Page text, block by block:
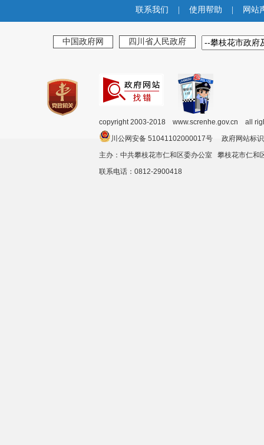
联系我们 使用帮助 网站
中国政府网 四川省人民政府
copyright 2003-2018 www.screnhe.gov.cn all
川公网安备 51041102000017号 政府网站
主办：中共攀枝花市仁和区委办公室 攀枝花市仁
联系电话：0812-2900418